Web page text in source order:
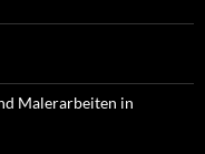
Malerarbeiten in